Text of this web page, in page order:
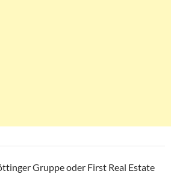
Gruppe oder First Real Estate